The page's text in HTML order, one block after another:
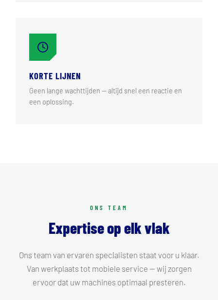
KORTE LIJNEN
Geen lange wachttijden — altijd snel een reactie en
een oplossing.
ONS TEAM
Expertise op elk vlak
Ons team van ervaren specialisten staat voor u klaar.
Van werkplaats tot mobiele service — wij zorgen
ervoor dat uw machines optimaal presteren.